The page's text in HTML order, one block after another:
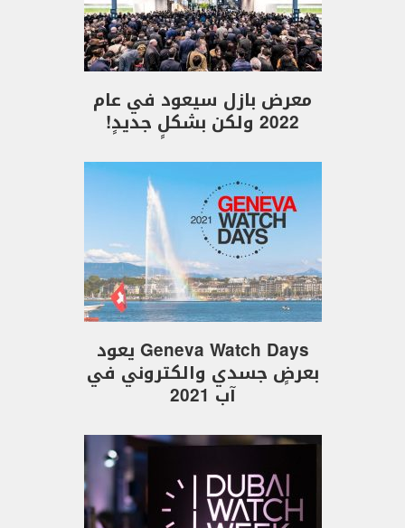
معرض بازل سيعود في عام
2022 ولكن بشكلٍ جديدٍ!
Geneva Watch Days يعود
بعرضٍ جسدي والكتروني في
آب 2021